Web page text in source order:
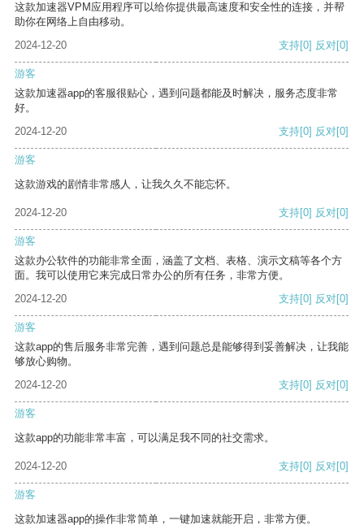
这款加速器VPM应用程序可以给你提供最高速度和安全性的连接，并帮
助你在网络上自由移动。
2024-12-20
支持[0] 反对[0]
游客
这款加速器app的客服很贴心，遇到问题都能及时解决，服务态度非常
好。
2024-12-20
支持[0] 反对[0]
游客
这款游戏的剧情非常感人，让我久久不能忘怀。
2024-12-20 支持[0] 反对[0]
游客
这款办公软件的功能非常全面，涵盖了文档、表格、演示文稿等各个方
面。我可以使用它来完成日常办公的所有任务，非常方便。
2024-12-20
支持[0] 反对[0]
游客
这款app的售后服务非常完善，遇到问题总是能够得到妥善解决，让我能
够放心购物。
2024-12-20
支持[0] 反对[0]
游客
这款app的功能非常丰富，可以满足我不同的社交需求。
2024-12-20 支持[0] 反对[0]
游客
这款加速器app的操作非常简单，一键加速就能开启，非常方便。